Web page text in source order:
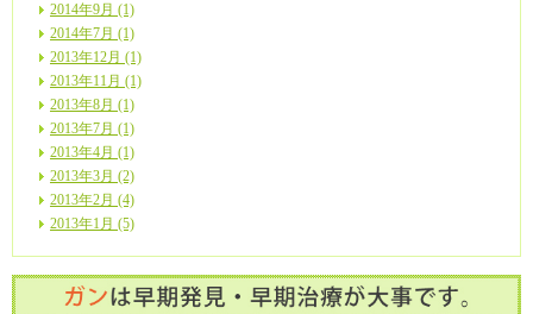
2014年9月 (1)
2014年7月 (1)
2013年12月 (1)
2013年11月 (1)
2013年8月 (1)
2013年7月 (1)
2013年4月 (1)
2013年3月 (2)
2013年2月 (4)
2013年1月 (5)